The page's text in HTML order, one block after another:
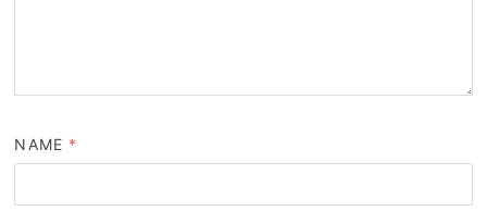
NAME *